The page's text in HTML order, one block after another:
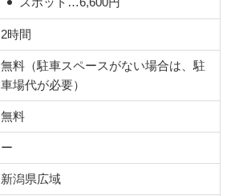
2時間
無料（駐車スペースがない場合は、駐
車場代が必要）
無料
ー
新潟県広域